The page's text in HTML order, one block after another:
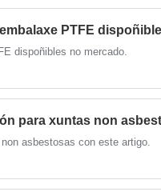
PTFE
dispoñibles no mercado.
para xuntas non
asbestosas con este artigo.